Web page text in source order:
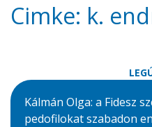
Cimke: k.
Kálmán Olga: a Fidesz
pedofilokat szabadon